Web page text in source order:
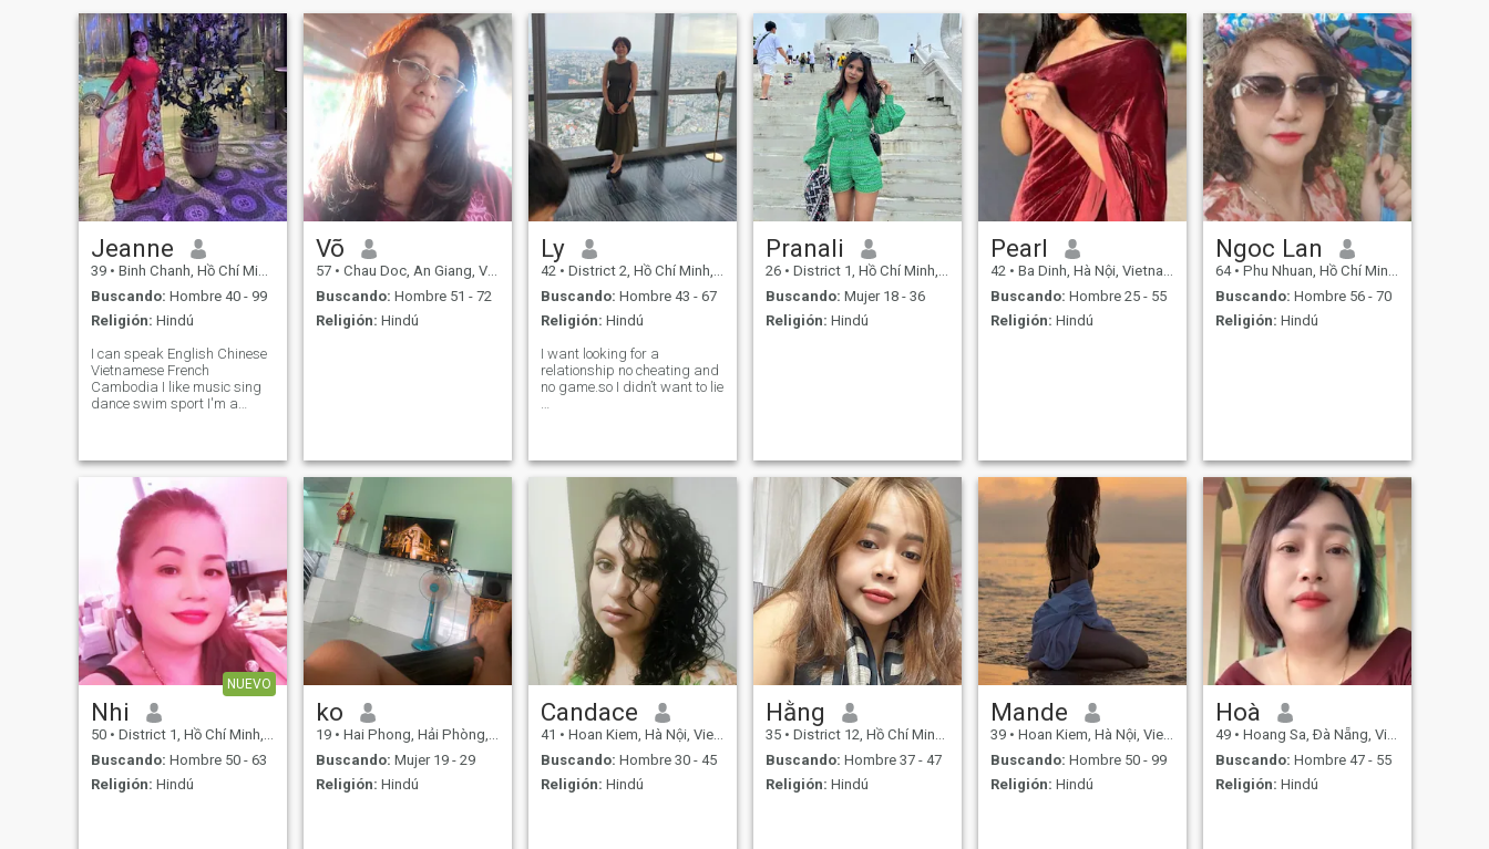
Jeanne
39 • Binh Chanh, Hồ Chí Minh, Vietnam
Buscando: Hombre 40 - 99
Religión: Hindú
I can speak English Chinese
Vietnamese French
Cambodia I like music sing
dance swim sport I'm a
số much.i can't eat their meat
Võ
57 • Chau Doc, An Giang, Vietnam
Buscando: Hombre 51 - 72
Religión: Hindú
Ly
42 • District 2, Hồ Chí Minh, Vietnam
Buscando: Hombre 43 - 67
Religión: Hindú
I want looking for a
relationship no cheating and
no game.so I didn’t want to lie
…
Pranali
26 • District 1, Hồ Chí Minh, Vietnam
Buscando: Mujer 18 - 36
Religión: Hindú
Pearl
42 • Ba Dinh, Hà Nội, Vietnam
Buscando: Hombre 25 - 55
Religión: Hindú
Ngoc Lan
64 • Phu Nhuan, Hồ Chí Minh, Vietnam
Buscando: Hombre 56 - 70
Religión: Hindú
NUEVO
Nhi
50 • District 1, Hồ Chí Minh, Vietnam
Buscando: Hombre 50 - 63
Religión: Hindú
ko
19 • Hai Phong, Hải Phòng, Vietnam
Buscando: Mujer 19 - 29
Religión: Hindú
Candace
41 • Hoan Kiem, Hà Nội, Vietnam
Buscando: Hombre 30 - 45
Religión: Hindú
Hằng
35 • District 12, Hồ Chí Minh, Vietnam
Buscando: Hombre 37 - 47
Religión: Hindú
Mande
39 • Hoan Kiem, Hà Nội, Vietnam
Buscando: Hombre 50 - 99
Religión: Hindú
Hoà
49 • Hoang Sa, Ðà Nẵng, Vietnam
Buscando: Hombre 47 - 55
Religión: Hindú